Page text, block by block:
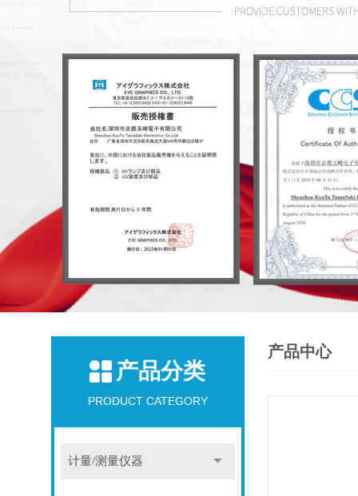
产品分类
PRODUCT CATEGORY
计量/测量仪器
产品中心